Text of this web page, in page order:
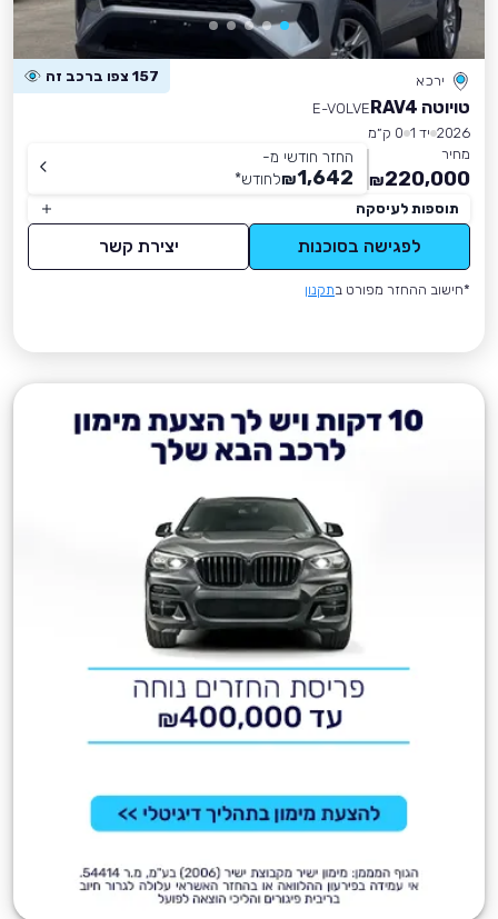
ירכא 157 צפו ברכב זה
טויוטה RAV4
E-VOLVE
2026 יד 1
0 ק״מ
מחיר
220,000
₪
החזר חודשי מ-
1,642
₪לחודש*
תוספות לעיסקה
לפגישה בסוכנות יצירת קשר
*חישוב ההחזר מפורט בתקנון